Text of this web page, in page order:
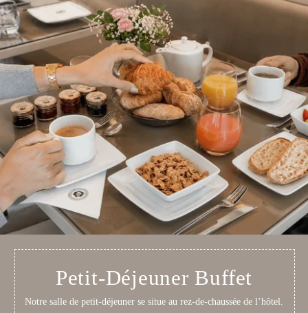
Petit-Déjeuner Buffet
Notre salle de petit-déjeuner se situe au rez-de-chaussée de l’hôtel.